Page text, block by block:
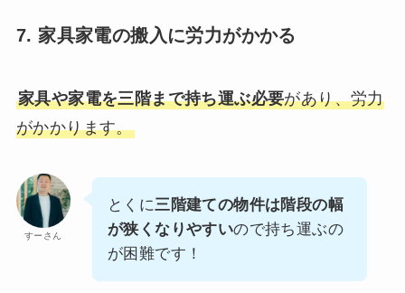
7. 家具家電の搬入に労力がかかる
家具や家電を三階まで持ち運ぶ必要があり、労力
がかかります。
すーさん
とくに三階建ての物件は階段の幅
が狭くなりやすいので持ち運ぶの
が困難です！